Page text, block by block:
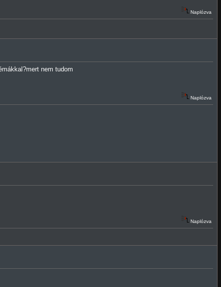
Naplózva
mert nem tudom
Naplózva
Naplózva